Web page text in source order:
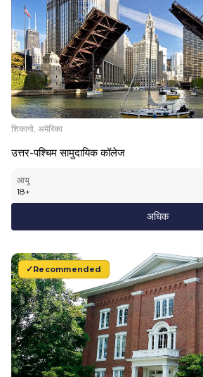
शिकागो, अमेरिका
उत्तर-पश्चिम सामुदायिक कॉलेज
आयु
18+
अधिक
Recommended